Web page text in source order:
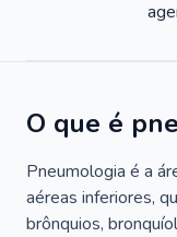
O que é
Pneumologia é a
aéreas inferiores,
brônquios,